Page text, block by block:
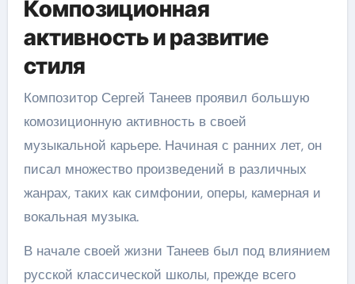
Композиционная
активность и развитие
стиля
Композитор Сергей Танеев проявил большую
комозиционную активность в своей
музыкальной карьере. Начиная с ранних лет, он
писал множество произведений в различных
жанрах, таких как симфонии, оперы, камерная и
вокальная музыка.
В начале своей жизни Танеев был под влиянием
русской классической школы, прежде всего